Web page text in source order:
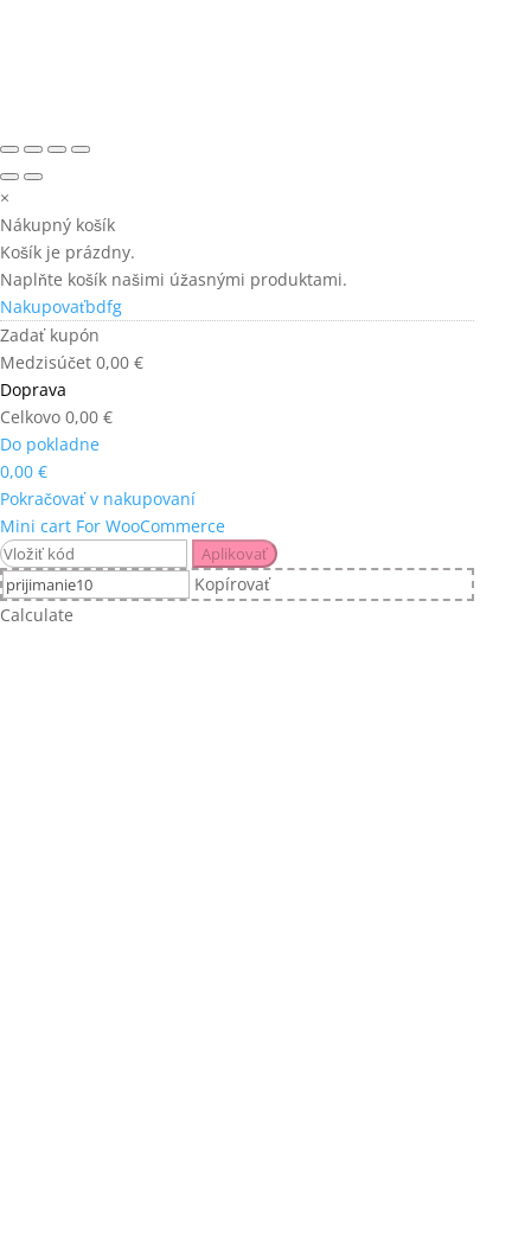
×
Nákupný košík
Košík je prázdny.
Naplňte košík našimi úžasnými produktami.
Nakupovaťbdfg
Zadať kupón
Medzisúčet 0,00 €
Doprava
Celkovo 0,00 €
Do pokladne
0,00 €
Pokračovať v nakupovaní
Mini cart For WooCommerce
Aplikovať
Kopírovať
Calculate